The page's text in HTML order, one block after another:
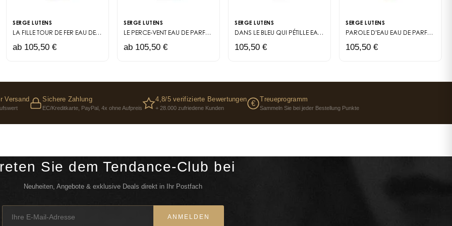
SERGE LUTENS
LA FILLE TOUR DE FER EAU DE PARFUM
ab 105,50 €
SERGE LUTENS
LE PERCE-VENT EAU DE PARFUM
ab 105,50 €
SERGE LUTENS
DANS LE BLEU QUI PÉTILLE EAU DE PARFUM
105,50 €
SERGE LUTENS
PAROLE D'EAU EAU DE PARFUM
105,50 €
Versand Sichere Zahlung
EC/Kreditkarte, PayPal, 4x ohne Aufpreis
4,8/5 verifizierte Bewertungen
+ 28.000 zufriedene Kunden
€ Treueprogramm
Sammeln Sie bei jeder Bestellung Punkte
Sie dem Tendance-Club bei
Neuheiten, Angebote & exklusive Deals direkt in Ihr Postfach
ANMELDEN